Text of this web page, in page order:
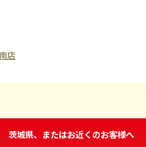
店
茨城県、またはお近くのお客様へ